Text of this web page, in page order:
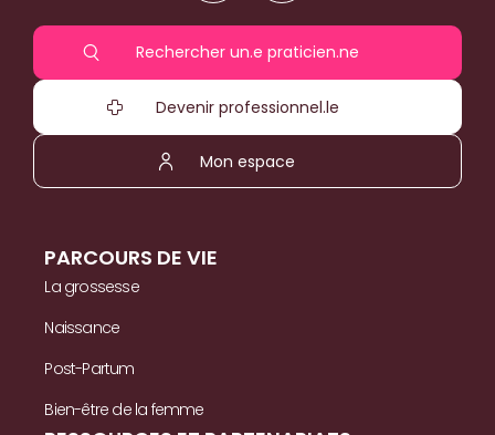
Rechercher un.e praticien.ne
Devenir professionnel.le
Mon espace
PARCOURS DE VIE
La grossesse
Naissance
Post-Partum
Bien-être de la femme